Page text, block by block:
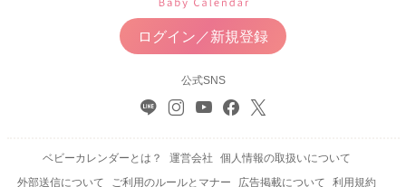
ログイン／新規登録
公式SNS
ベビーカレンダーとは？ 運営会社
個人情報の取扱いについて
外部送信について
ご利用のルールとマナー 広告掲載について 利用規約